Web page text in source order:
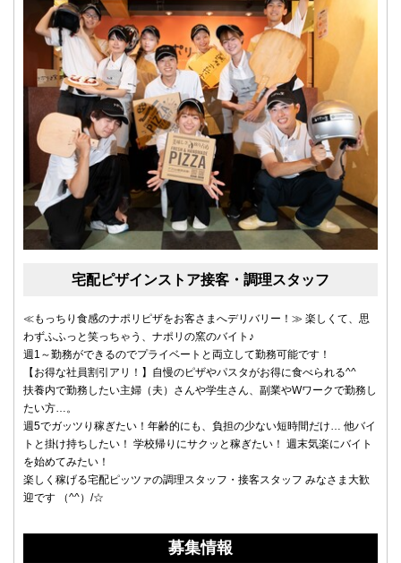
宅配ピザインストア接客・調理スタッフ
≪もっちり食感のナポリピザをお客さまへデリバリー！≫ 楽しくて、思
わずふふっと笑っちゃう、ナポリの窯のバイト♪
週1～勤務ができるのでプライベートと両立して勤務可能です！
【お得な社員割引アリ！】自慢のピザやパスタがお得に食べられる^^
扶養内で勤務したい主婦（夫）さんや学生さん、副業やWワークで勤務し
たい方…。
週5でガッツり稼ぎたい！年齢的にも、負担の少ない短時間だけ… 他バイ
トと掛け持ちしたい！ 学校帰りにサクッと稼ぎたい！ 週末気楽にバイト
を始めてみたい！
楽しく稼げる宅配ピッツァの調理スタッフ・接客スタッフ みなさま大歓
迎です （^^）/☆
募集情報